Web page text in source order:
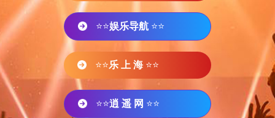
⭐⭐娱乐导航 ⭐⭐
⭐⭐乐 上 海 ⭐⭐
⭐⭐逍 遥 网 ⭐⭐